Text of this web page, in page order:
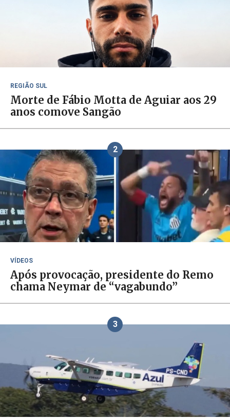
REGIÃO SUL
Morte de Fábio Motta de Aguiar aos 29
anos comove Sangão
2
VÍDEOS
Após provocação, presidente do Remo
chama Neymar de “vagabundo”
3